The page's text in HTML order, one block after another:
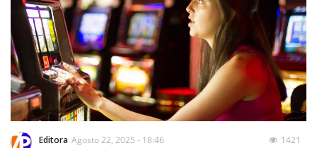
Deporte
Política
Espectáculos
Editora Agosto 22, 2025 - 18:46 1421